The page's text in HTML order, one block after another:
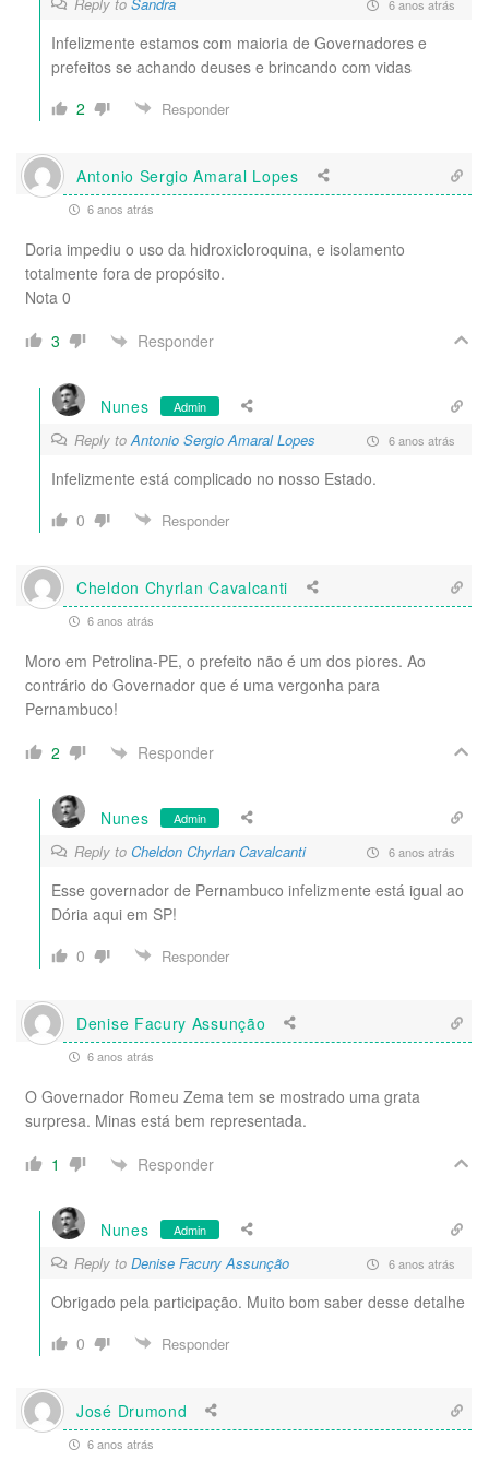
Reply to Sandra 6 anos atrás
Infelizmente estamos com maioria de Governadores e
prefeitos se achando deuses e brincando com vidas
2
Responder
Antonio Sergio Amaral Lopes
6 anos atrás
Doria impediu o uso da hidroxicloroquina, e isolamento
totalmente fora de propósito.
Nota 0
3
Responder
Nunes Admin
Reply toAntonio Sergio Amaral Lopes 6 anos atrás
Infelizmente está complicado no nosso Estado.
0
Responder
Cheldon Chyrlan Cavalcanti
6 anos atrás
Moro em Petrolina-PE, o prefeito não é um dos piores. Ao
contrário do Governador que é uma vergonha para
Pernambuco!
2
Responder
Nunes Admin
Reply to Cheldon Chyrlan Cavalcanti 6 anos atrás
Esse governador de Pernambuco infelizmente está igual ao
Dória aqui em SP!
0
Responder
Denise Facury Assunção
6 anos atrás
O Governador Romeu Zema tem se mostrado uma grata
surpresa. Minas está bem representada.
1
Responder
Nunes Admin
Reply to Denise Facury Assunção 6 anos atrás
Obrigado pela participação. Muito bom saber desse detalhe
0
Responder
José Drumond
6 anos atrás